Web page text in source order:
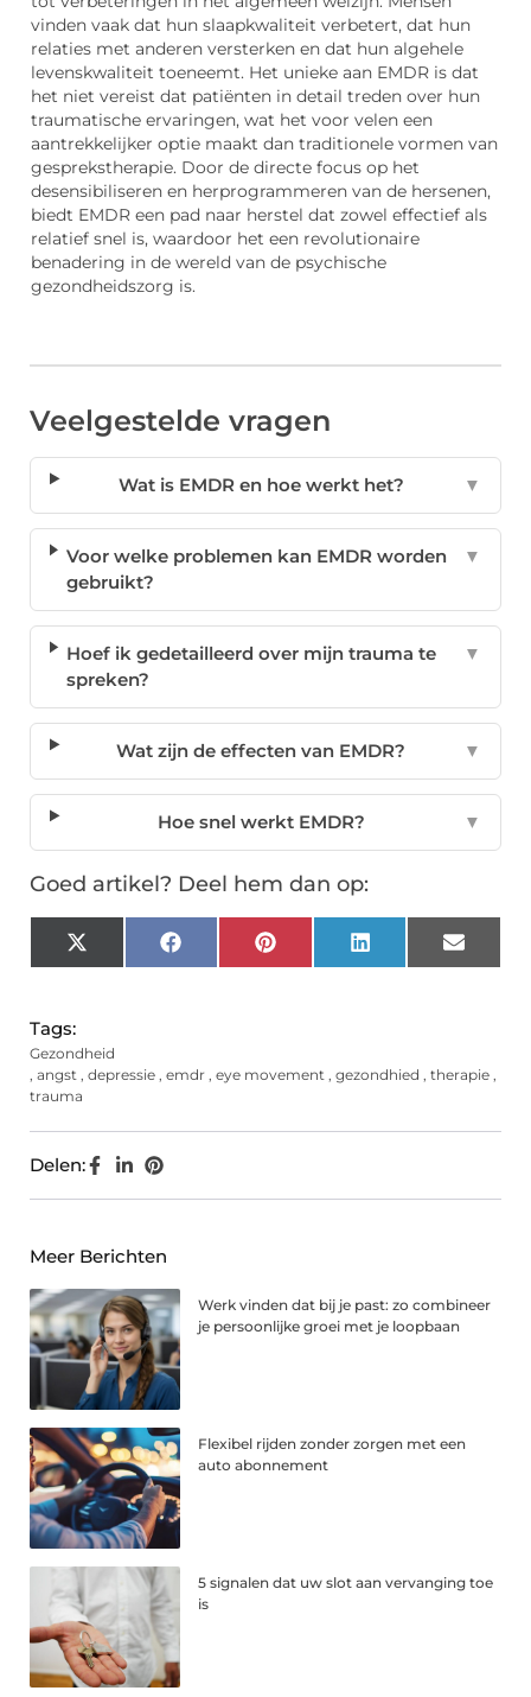
vinden vaak dat hun slaapkwaliteit verbetert, dat hun
relaties met anderen versterken en dat hun algehele
levenskwaliteit toeneemt. Het unieke aan EMDR is dat
het niet vereist dat patiënten in detail treden over hun
traumatische ervaringen, wat het voor velen een
aantrekkelijker optie maakt dan traditionele vormen van
gesprekstherapie. Door de directe focus op het
desensibiliseren en herprogrammeren van de hersenen,
biedt EMDR een pad naar herstel dat zowel effectief als
relatief snel is, waardoor het een revolutionaire
benadering in de wereld van de psychische
gezondheidszorg is.
Veelgestelde vragen
Wat is EMDR en hoe werkt het? ▼
Voor welke problemen kan EMDR worden
gebruikt?
▼
Hoef ik gedetailleerd over mijn trauma te
spreken?
▼
Wat zijn de effecten van EMDR? ▼
Hoe snel werkt EMDR? ▼
Goed artikel? Deel hem dan op:
X
(Twitter)
FacebookPinterest LinkedIn Email
Tags:
Gezondheid
, angst , depressie , emdr , eye movement , gezondhied , therapie ,
trauma
Delen:
Meer Berichten
Werk vinden dat bij je past: zo combineer
je persoonlijke groei met je loopbaan
Flexibel rijden zonder zorgen met een
auto abonnement
5 signalen dat uw slot aan vervanging toe
is